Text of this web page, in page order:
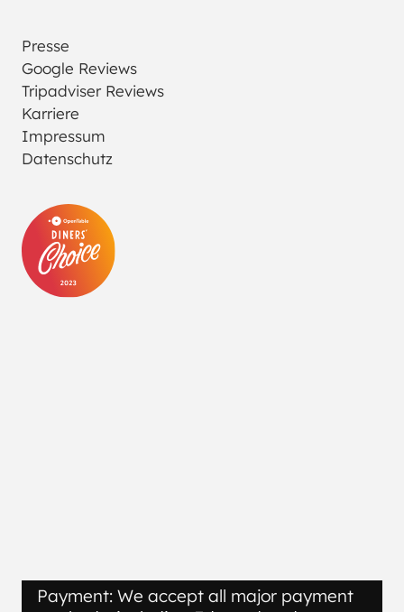
Presse
Google Reviews
Tripadviser Reviews
Karriere
Impressum
Datenschutz
Payment: We accept all major payment